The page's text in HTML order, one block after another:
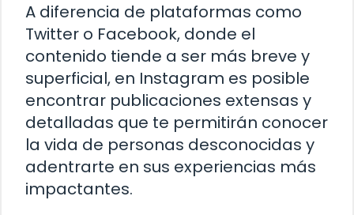
A diferencia de plataformas como
Twitter o Facebook, donde el
contenido tiende a ser más breve y
superficial, en Instagram es posible
encontrar publicaciones extensas y
detalladas que te permitirán conocer
la vida de personas desconocidas y
adentrarte en sus experiencias más
impactantes.